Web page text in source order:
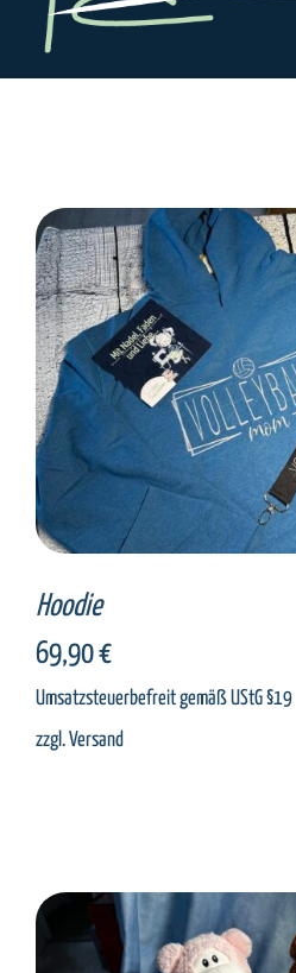
SELECT OPTIONS /
Hoodie
69,90€
Umsatzsteuerbefreit gemäß UStG §19
zzgl.Versand